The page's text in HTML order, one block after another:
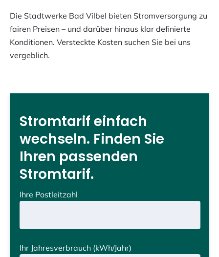
Die Stadtwerke Bad Vilbel bieten Stromversorgung zu
fairen Preisen – und darüber hinaus klar definierte
Konditionen. Versteckte Kosten suchen Sie bei uns
vergeblich.
Stromtarif einfach
wechseln. Finden Sie
Ihren passenden
Stromtarif.
Ihr Jahresverbrauch (kWh/Jahr)
Ihre Postleitzahl